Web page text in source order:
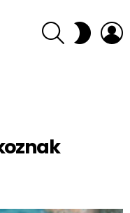
SEARCH SWITCH
SKIN